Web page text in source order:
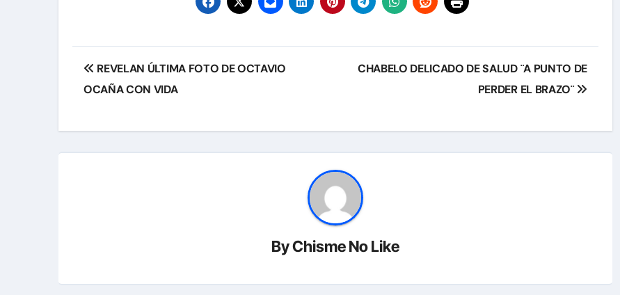
Navegación
de
REVELAN ÚLTIMA FOTO DE OCTAVIO
OCAÑA CON VIDA
CHABELO DELICADO DE SALUD ¨A PUNTO DE
PERDER EL BRAZO¨
ByChisme No Like